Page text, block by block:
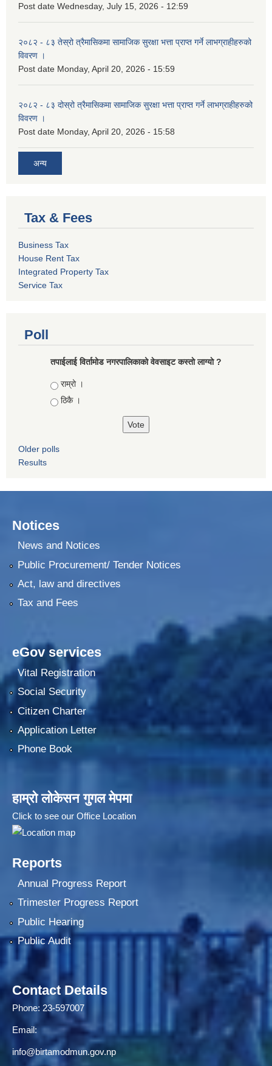
Post date Wednesday, July 15, 2026 - 12:59
२०८२ - ८३ तेस्रो त्रैमासिकमा सामाजिक सुरक्षा भत्ता प्राप्त गर्ने लाभग्राहीहरुको
विवरण ।
Post date Monday, April 20, 2026 - 15:59
२०८२ - ८३ दोस्रो त्रैमासिकमा सामाजिक सुरक्षा भत्ता प्राप्त गर्ने लाभग्राहीहरुको
विवरण ।
Post date Monday, April 20, 2026 - 15:58
अन्य
Tax & Fees
Business Tax
House Rent Tax
Integrated Property Tax
Service Tax
Poll
तपाईलाई विर्तामोड नगरपालिकाको वेवसाइट कस्ताे लाग्याे ?
Choices
राम्रो ।
ठिकै ।
Older polls
Results
Notices
News and Notices
Public Procurement/ Tender Notices
Act, law and directives
Tax and Fees
eGov services
Vital Registration
Social Security
Citizen Charter
Application Letter
Phone Book
हाम्रो लोकेसन गुगल मेपमा
Click to see our Office Location
Reports
Annual Progress Report
Trimester Progress Report
Public Hearing
Public Audit
Contact Details
Phone: 23-597007
Email:
info@birtamodmun.gov.np